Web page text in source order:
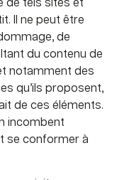
de tels sites et
Il ne peut être
de
du contenu de
notamment des
qu’ils proposent,
de ces éléments.
incombent
se conformer à